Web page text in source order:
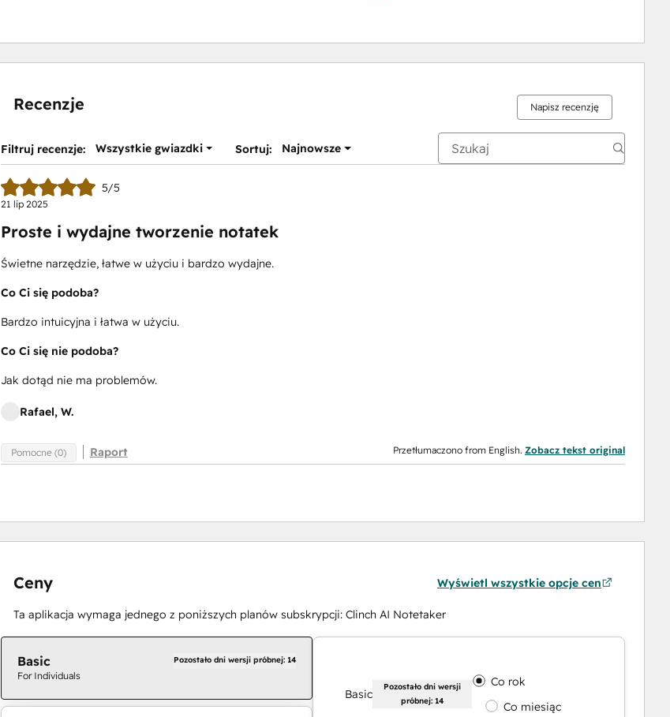
Recenzje Napisz recenzję
Filtruj recenzje: Wszystkie gwiazdki Sortuj: Najnowsze
5/5
21 lip 2025
Proste i wydajne tworzenie notatek
Świetne narzędzie, łatwe w użyciu i bardzo wydajne.
Co Ci się podoba?
Bardzo intuicyjna i łatwa w użyciu.
Co Ci się nie podoba?
Jak dotąd nie ma problemów.
Rafael, W.
Pomocne (0) Raport Przetłumaczono from English. Zobacz tekst original
Ceny Wyświetl wszystkie opcje cen
Ta aplikacja wymaga jednego z poniższych planów subskrypcji: Clinch AI Notetaker
Basic Pozostało dni wersji próbnej: 14
For Individuals
Basic
Pozostało dni wersji
próbnej: 14
Co rok
Co miesiąc